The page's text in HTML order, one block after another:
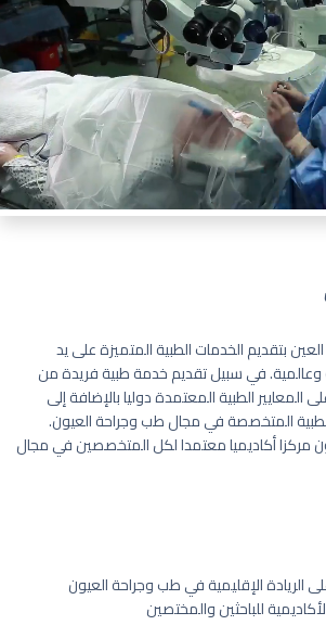
بتقديم الخدمات الطبية المتميزة على يد
في سبيل تقديم خدمة طبية فريدة من
المعايير الطبية المعتمدة دوليا بالإضافة إلى
المتخصصة في مجال طب وجراحة العيون.
أكاديميا معتمدا لكل المتخصصين في مجال
الريادة الإقليمية في طب وجراحة العيون
للباحثين والمختصين